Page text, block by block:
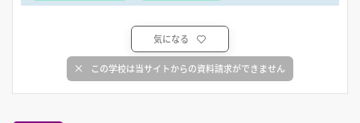
気になる
この学校は当サイトからの資料請求ができません